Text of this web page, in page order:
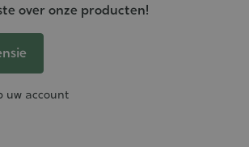
over onze producten!
uw account